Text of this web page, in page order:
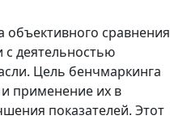
сравнения
с деятельностью
Цель бенчмаркинга
применение их в
показателей. Этот